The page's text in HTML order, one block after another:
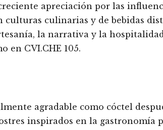
apreciación por las
culturas culinarias y de bebidas
la narrativa y la
en CVI.CHE 105.
agradable como cóctel
inspirados en la gastronomía